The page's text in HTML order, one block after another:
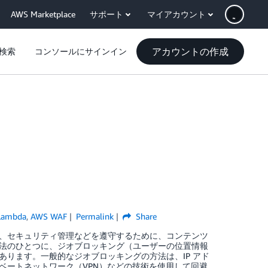
AWS Marketplace サポート マイアカウント
索 コンソールにサインイン アカウントの作成
,AWS WAF Permalink
Share
セキュリティ管理などを遵守するために、コンテンツ
のひとつに、ジオブロッキング（ユーザーの位置情報
ます。一般的なジオブロッキングの方法は、IP アド
トネットワーク（VPN）などの技術を使用して回避